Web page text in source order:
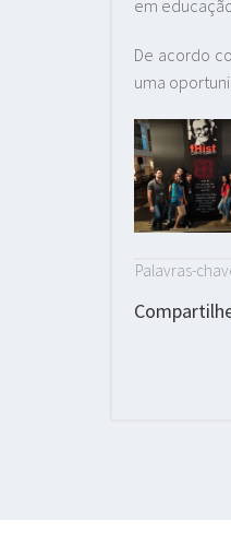
em
De acordo
uma
Palavras-